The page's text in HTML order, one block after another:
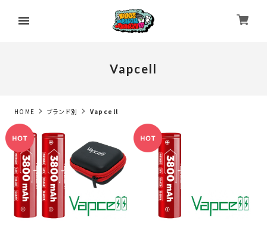
Vapcell
HOME ブランド別 Vapcell